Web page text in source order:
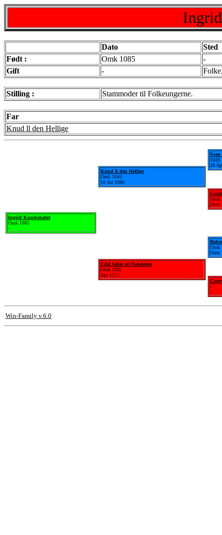
Dato
Sted
Født :
Omk 1085
-
Gift
-
Stilling : Stammoder til Folkeungerne.
Far
Knud ll den Hellige
Ingrid Knudsdatter
Omk 1085
-
Knud ll den Hellige
Omk 1043
10 Jul 1086
Edel Adele af Flanderen
Omk 1065
Apr 1115
1020
28
Omk
Omk
Omk
Omk
-
-
Win-Family v.6.0